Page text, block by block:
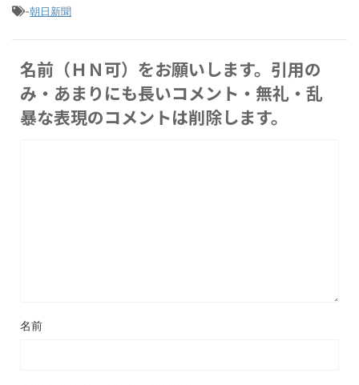
-朝日新聞
名前（ＨＮ可）をお願いします。引用の
み・あまりにも長いコメント・無礼・乱
暴な表現のコメントは削除します。
名前